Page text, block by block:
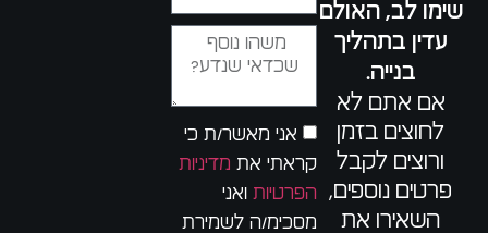
שימו לב, האולם
עדין בתהליך
בנייה.
אם אתם לא
לחוצים בזמן
ורוצים לקבל
פרטים נוספים,
השאירו את
אני מאשר/ת כי
קראתי את מדיניות
הפרטיות ואני
מסכימ/ה לשמירת